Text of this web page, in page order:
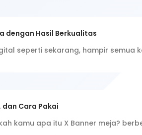
dengan Hasil Berkualitas
seperti sekarang, hampir
dan Cara Pakai
kamu apa itu X Banner meja?